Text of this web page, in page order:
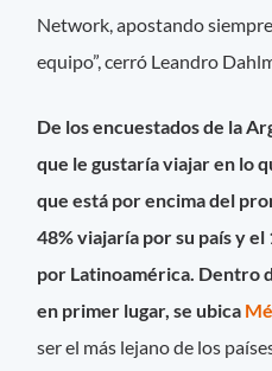
Network, apostando
equipo”, cerró Leandro
De los encuestados de la
que le gustaría viajar en lo
que está por encima del
48% viajaría por su país y
por Latinoamérica. Dentro
en primer lugar, se ubica
ser el más lejano de los